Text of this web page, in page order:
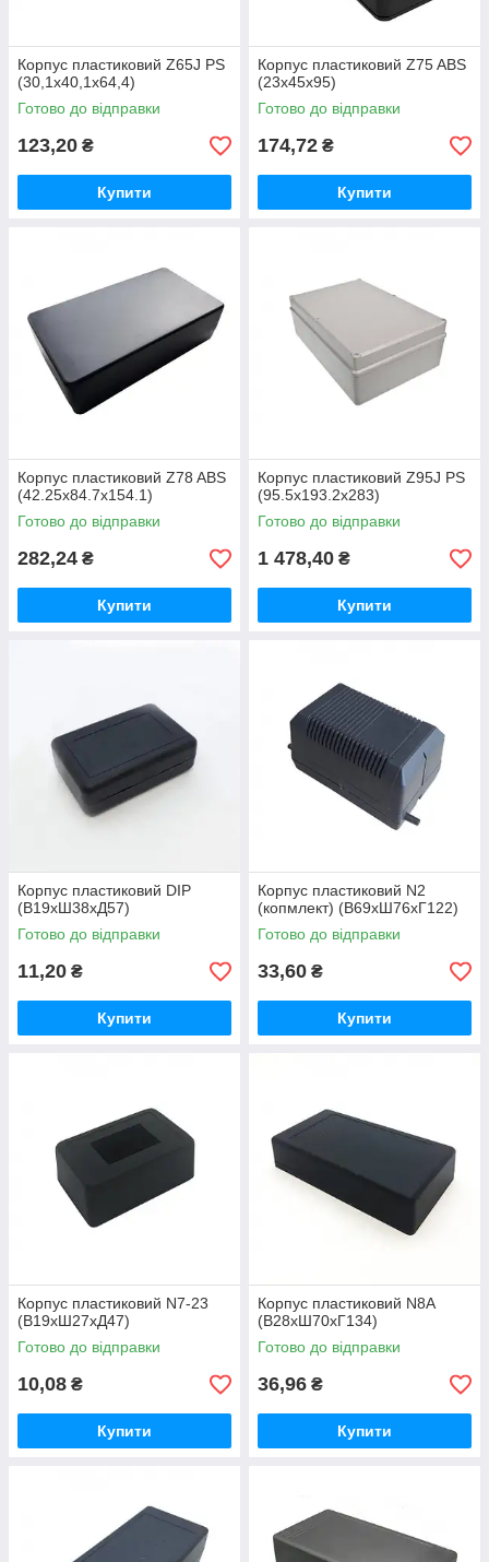
Корпус пластиковий Z65J PS
(30,1x40,1x64,4)
Готово до відправки
123,20 ₴
Купити
Корпус пластиковий Z75 ABS
(23х45х95)
Готово до відправки
174,72 ₴
Купити
Корпус пластиковий Z78 ABS
(42.25x84.7x154.1)
Готово до відправки
282,24 ₴
Купити
Корпус пластиковий Z95J PS
(95.5x193.2x283)
Готово до відправки
1 478,40 ₴
Купити
Корпус пластиковий DIP
(В19хШ38хД57)
Готово до відправки
11,20 ₴
Купити
Корпус пластиковий N2
(копмлект) (В69хШ76хГ122)
Готово до відправки
33,60 ₴
Купити
Корпус пластиковий N7-23
(В19хШ27хД47)
Готово до відправки
10,08 ₴
Купити
Корпус пластиковий N8A
(В28хШ70хГ134)
Готово до відправки
36,96 ₴
Купити